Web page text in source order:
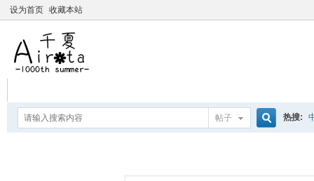
设为首页 收藏本站
帖子 热搜: